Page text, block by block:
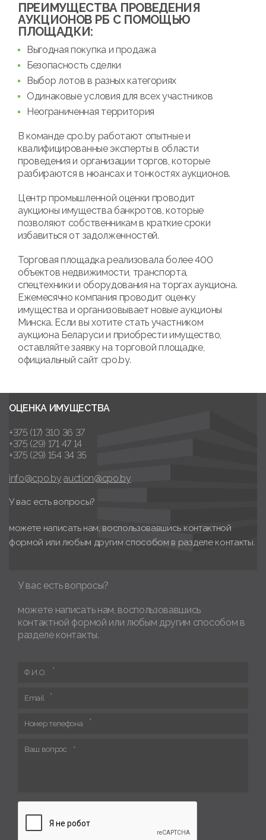
ПРЕИМУЩЕСТВА ПРОВЕДЕНИЯ
АУКЦИОНОВ РБ С ПОМОЩЬЮ
ПЛОЩАДКИ:
Выгодная покупка и продажа
Безопасность сделки
Выбор лотов в разных категориях
Одинаковые условия для всех участников
Неограниченная территория
В команде cpo.by работают опытные и
квалифицированные эксперты в области
проведения и организации торгов, которые
разбираются в нюансах и тонкостях аукционов.
Центр промышленной оценки проводит
аукционы имущества банкротов, которые
позволяют собственникам в краткие сроки
избавиться от задолженностей.
Торговая площадка реализовала более 400
объектов недвижимости, транспорта,
спецтехники и оборудования на торгах аукциона.
Ежемесячно компания проводит оценку
имущества и организовывает новые аукционы
Минска. Если вы хотите стать участником
аукциона Беларуси и приобрести имущество,
оставляйте заявку на торговой площадке,
официальный сайт cpo.by.
ОЦЕНКА ИМУЩЕСТВА
+375 (17) 310 36 37
+375 (29) 171 47 14
+375 (29) 154 34 35
info@cpo.by auction@cpo.by
У вас есть вопросы?
можете написать нам, воспользовавшись контактной
формой или любым другим способом в разделе контакты.
У вас есть вопросы?
можете написать нам, воспользовавшись
контактной формой или любым другим способом в
разделе контакты.
Ф.И.О.
Email
Номер телефона
Ваш вопрос